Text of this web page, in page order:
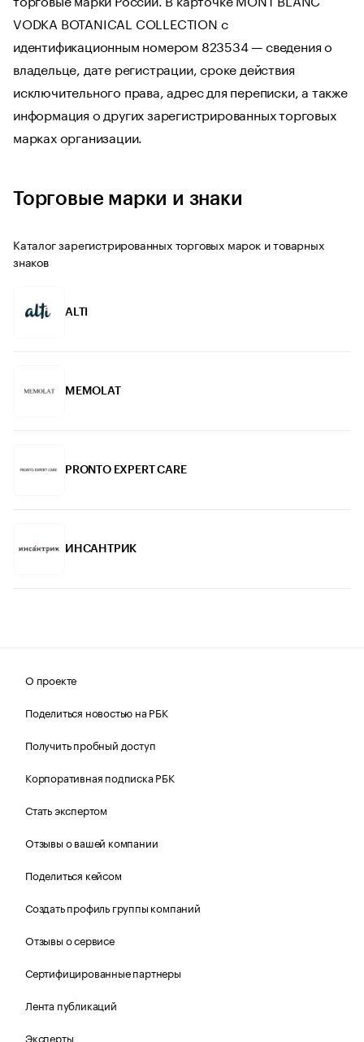
VODKA BOTANICAL COLLECTION с
идентификационным номером 823534 — сведения о
владельце, дате регистрации, сроке действия
исключительного права, адрес для переписки, а также
информация о других зарегистрированных торговых
марках организации.
Торговые марки и знаки
Каталог зарегистрированных торговых марок и товарных
знаков
ALTI
MEMOLAT
PRONTO EXPERT CARE
ИНСАНТРИК
О проекте
Поделиться новостью на РБК
Получить пробный доступ
Корпоративная подписка РБК
Стать экспертом
Отзывы о вашей компании
Поделиться кейсом
Создать профиль группы компаний
Отзывы о сервисе
Сертифицированные партнеры
Лента публикаций
Эксперты